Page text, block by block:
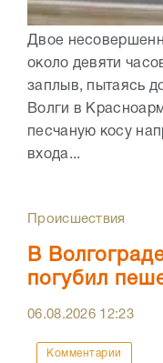
Двое
около девяти
заплыв, пытаясь
Волги в
песчаную косу
входа...
Происшествия
В
погубил
06.08.2026 12:23
Комментарии